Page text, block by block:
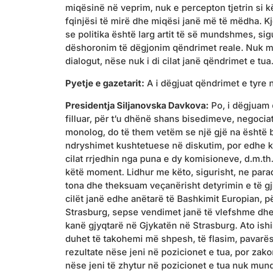
miqësinë në veprim, nuk e percepton tjetrin si
fqinjësi të mirë dhe miqësi janë më të mëdha.
se politika është larg artit të së mundshmes,
dëshoronim të dëgjonim qëndrimet reale. Nuk
dialogut, nëse nuk i di cilat janë qëndrimet e tua.
Pyetje e gazetarit: A i dëgjuat qëndrimet e tyre
Presidentja Siljanovska Davkova: Po, i
filluar, për t’u dhënë shans bisedimeve,
monolog, do të them vetëm se një gjë na është
ndryshimet kushtetuese në diskutim, por edhe
cilat rrjedhin nga puna e dy komisioneve,
këtë moment. Lidhur me këto, sigurisht, ne
tona dhe theksuam veçanërisht detyrimin e të
cilët janë edhe anëtarë të Bashkimit Europian,
Strasburg, sepse vendimet janë të vlefshme
kanë gjyqtarë në Gjykatën në Strasburg. Ato
duhet të takohemi më shpesh, të flasim,
rezultate nëse jeni në pozicionet e tua, por
nëse jeni të zhytur në pozicionet e tua nuk